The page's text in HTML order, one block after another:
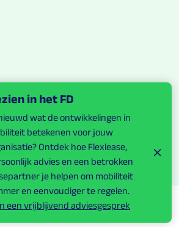
Multilease/company/multilease
over mobiliteit.
nieuwsbrief.
in het FD
wat de ontwikkelingen in
betekenen voor jouw
Ontdek hoe Flexlease,
advies en een betrokken
je helpen om mobiliteit
en eenvoudiger te regelen.
een vrijblijvend adviesgesprek